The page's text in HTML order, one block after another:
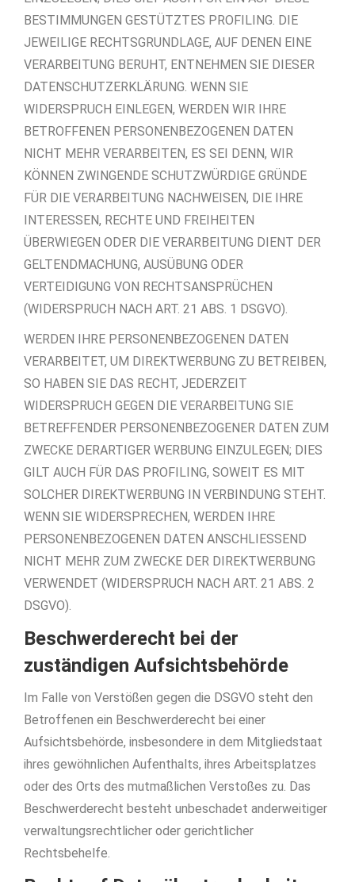
BESTIMMUNGEN GESTÜTZTES PROFILING. DIE
JEWEILIGE RECHTSGRUNDLAGE, AUF DENEN EINE
VERARBEITUNG BERUHT, ENTNEHMEN SIE DIESER
DATENSCHUTZERKLÄRUNG. WENN SIE
WIDERSPRUCH EINLEGEN, WERDEN WIR IHRE
BETROFFENEN PERSONENBEZOGENEN DATEN
NICHT MEHR VERARBEITEN, ES SEI DENN, WIR
KÖNNEN ZWINGENDE SCHUTZWÜRDIGE GRÜNDE
FÜR DIE VERARBEITUNG NACHWEISEN, DIE IHRE
INTERESSEN, RECHTE UND FREIHEITEN
ÜBERWIEGEN ODER DIE VERARBEITUNG DIENT DER
GELTENDMACHUNG, AUSÜBUNG ODER
VERTEIDIGUNG VON RECHTSANSPRÜCHEN
(WIDERSPRUCH NACH ART. 21 ABS. 1 DSGVO).
WERDEN IHRE PERSONENBEZOGENEN DATEN
VERARBEITET, UM DIREKTWERBUNG ZU BETREIBEN,
SO HABEN SIE DAS RECHT, JEDERZEIT
WIDERSPRUCH GEGEN DIE VERARBEITUNG SIE
BETREFFENDER PERSONENBEZOGENER DATEN ZUM
ZWECKE DERARTIGER WERBUNG EINZULEGEN; DIES
GILT AUCH FÜR DAS PROFILING, SOWEIT ES MIT
SOLCHER DIREKTWERBUNG IN VERBINDUNG STEHT.
WENN SIE WIDERSPRECHEN, WERDEN IHRE
PERSONENBEZOGENEN DATEN ANSCHLIESSEND
NICHT MEHR ZUM ZWECKE DER DIREKTWERBUNG
VERWENDET (WIDERSPRUCH NACH ART. 21 ABS. 2
DSGVO).
Beschwerde­recht bei der
zuständigen Aufsichts­behörde
Im Falle von Verstößen gegen die DSGVO steht den
Betroffenen ein Beschwerderecht bei einer
Aufsichtsbehörde, insbesondere in dem Mitgliedstaat
ihres gewöhnlichen Aufenthalts, ihres Arbeitsplatzes
oder des Orts des mutmaßlichen Verstoßes zu. Das
Beschwerderecht besteht unbeschadet anderweitiger
verwaltungsrechtlicher oder gerichtlicher
Rechtsbehelfe.